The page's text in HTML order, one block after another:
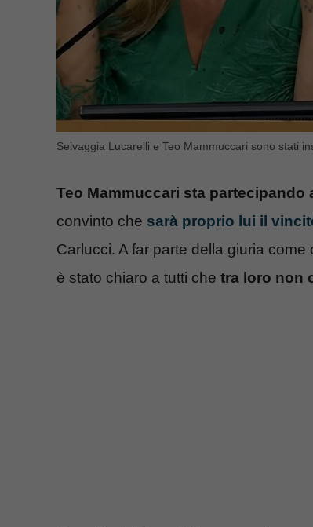
Selvaggia Lucarelli e Teo Mammuccari sono stati
Teo Mammuccari sta partecipando
convinto che sarà proprio lui il
Carlucci. A far parte della giuria
è stato chiaro a tutti che tra loro non